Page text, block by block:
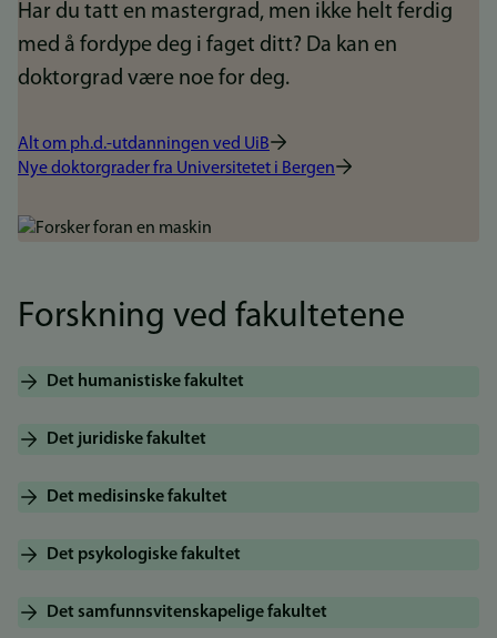
Har du tatt en mastergrad, men ikke helt ferdig
med å fordype deg i faget ditt? Da kan en
doktorgrad være noe for deg.
Alt om ph.d.-utdanningen ved UiB
Nye doktorgrader fra Universitetet i Bergen
Bilde
Forskning ved fakultetene
Det humanistiske fakultet
Det juridiske fakultet
Det medisinske fakultet
Det psykologiske fakultet
Det samfunnsvitenskapelige fakultet